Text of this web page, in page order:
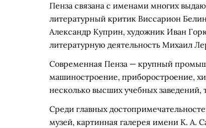
Пенза связана с именами многих
литературный критик Виссарион
Александр Куприн, художник Иван
литературную деятельность Михаил
Современная Пенза — крупный
машиностроение, приборостроение,
несколько высших учебных заведений,
Среди главных
музей, картинная галерея имени К. А.